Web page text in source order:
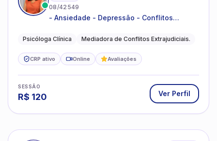
08/42549
- Ansiedade - Depressão - Conflitos
relacionamentos - Autoestima -
Psicóloga Clínica Mediadora de Conflitos Extrajudiciais.
CRP ativo Online Avaliações
SESSÃO
R$ 120 Ver Perfil